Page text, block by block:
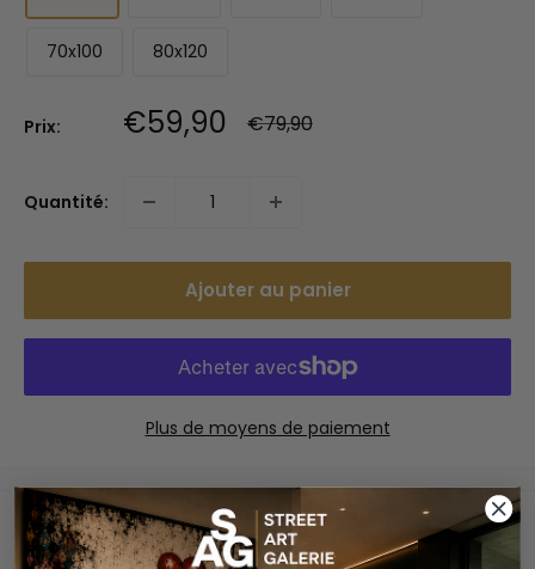
70x100 80x120
Prix: Prix
réduit
€59,90 Prix
normal
€79,90
Quantité:
Ajouter au panier
Plus de moyens de paiement
Paiements sécurisés